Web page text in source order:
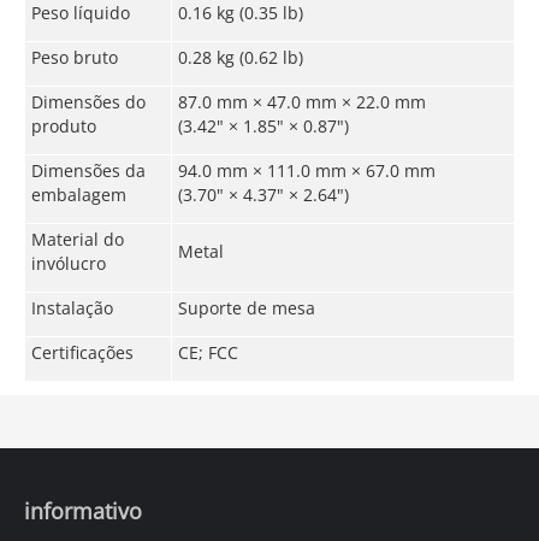
Peso líquido
0.16 kg (0.35 lb)
Peso bruto
0.28 kg (0.62 lb)
Dimensões do
produto
87.0 mm × 47.0 mm × 22.0 mm
(3.42" × 1.85" × 0.87")
Dimensões da
embalagem
94.0 mm × 111.0 mm × 67.0 mm
(3.70" × 4.37" × 2.64")
Material do
invólucro
Metal
Instalação
Suporte de mesa
Certificações
CE; FCC
informativo